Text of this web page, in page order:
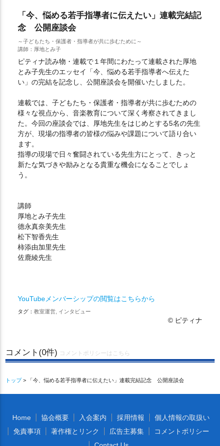
「今、悩める若手指導者に伝えたい」連載完結記
念 公開座談会
～子どもたち・保護者・指導者が共に歩むために～
講師：厚地とみ子
ピティナ読み物・連載で１年間にわたって連載された厚地
とみ子先生のエッセイ「今、悩める若手指導者へ伝えた
い」の完結を記念し、公開座談会を開催いたしました。
連載では、子どもたち・保護者・指導者が共に歩むための
様々な視点から、音楽教育について深く考察されてきまし
た。今回の座談会では、厚地先生をはじめとする5名の先生
方が、現場の指導者の皆様の悩みや課題について語り合い
ます。
指導の現場で日々奮闘されている先生方にとって、きっと
新たな気づきや励みとなる貴重な機会になることでしょ
う。
講師
厚地とみ子先生
德永真奈美先生
松下智香先生
柿添由加里先生
佐鹿綾先生
YouTubeメンバーシップの閲覧はこちらから
タグ： 教室運営, インタビュー
© ピティナ
コメント(0件) コメントポリシーはこちら
トップ> 「今、悩める若手指導者に伝えたい」連載完結記念 公開座談会
Home 協会概要 入会案内 採用情報
個人情報の取扱い
免責事項
著作権とリンク 広告主募集
コメントポリシー